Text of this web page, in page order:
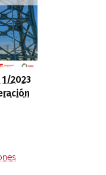
2023